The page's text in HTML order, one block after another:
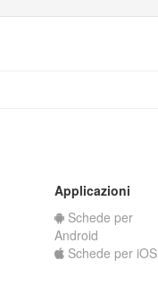
Applicazioni
Schede per
Android
Schede per iOS